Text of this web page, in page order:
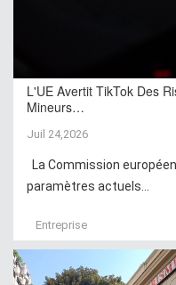
L'UE Avertit TikTok Des
Mineurs…
Juil 24,2026
La Commission
paramètres actuels...
Entreprise